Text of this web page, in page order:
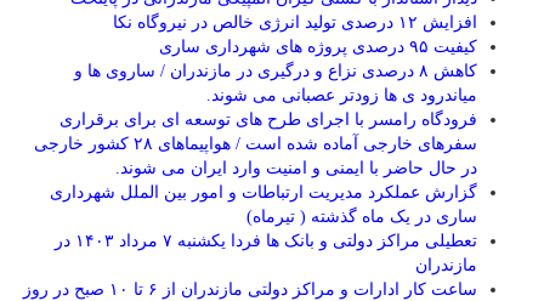
افزایش ۱۲ درصدی تولید انرژی خالص در نیروگاه نکا
کیفیت ۹۵ درصدی پروژه های شهرداری ساری
کاهش ۸ درصدی نزاع و درگیری در مازندران / ساروی ها و
میاندرود ی ها زودتر عصبانی می شوند.
فرودگاه رامسر با اجرای طرح های توسعه ای برای برقراری
سفرهای خارجی آماده شده است / هواپیماهای ۲۸ کشور خارجی
در حال حاضر با ایمنی و امنیت وارد ایران می شوند.
گزارش عملکرد مدیریت ارتباطات و امور بین الملل شهرداری
ساری در یک ماه گذشته ( تیرماه)
تعطیلی مراکز دولتی و بانک ها فردا یکشنبه ۷ مرداد ۱۴۰۳ در
مازندران
ساعت کار ادارات و مراکز دولتی مازندران از ۶ تا ۱۰ صبح در روز